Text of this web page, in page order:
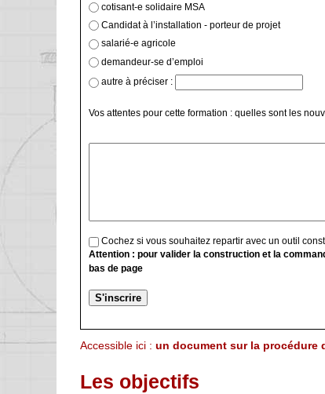
cotisant-e solidaire MSA
Candidat à l’installation - porteur de projet
salarié-e agricole
demandeur-se d’emploi
autre à préciser :
Vos attentes pour cette formation : quelles sont les
Cochez si vous souhaitez repartir avec un outil
Attention : pour valider la construction et la
bas de page
Accessible ici : un document sur la procédure
Les objectifs